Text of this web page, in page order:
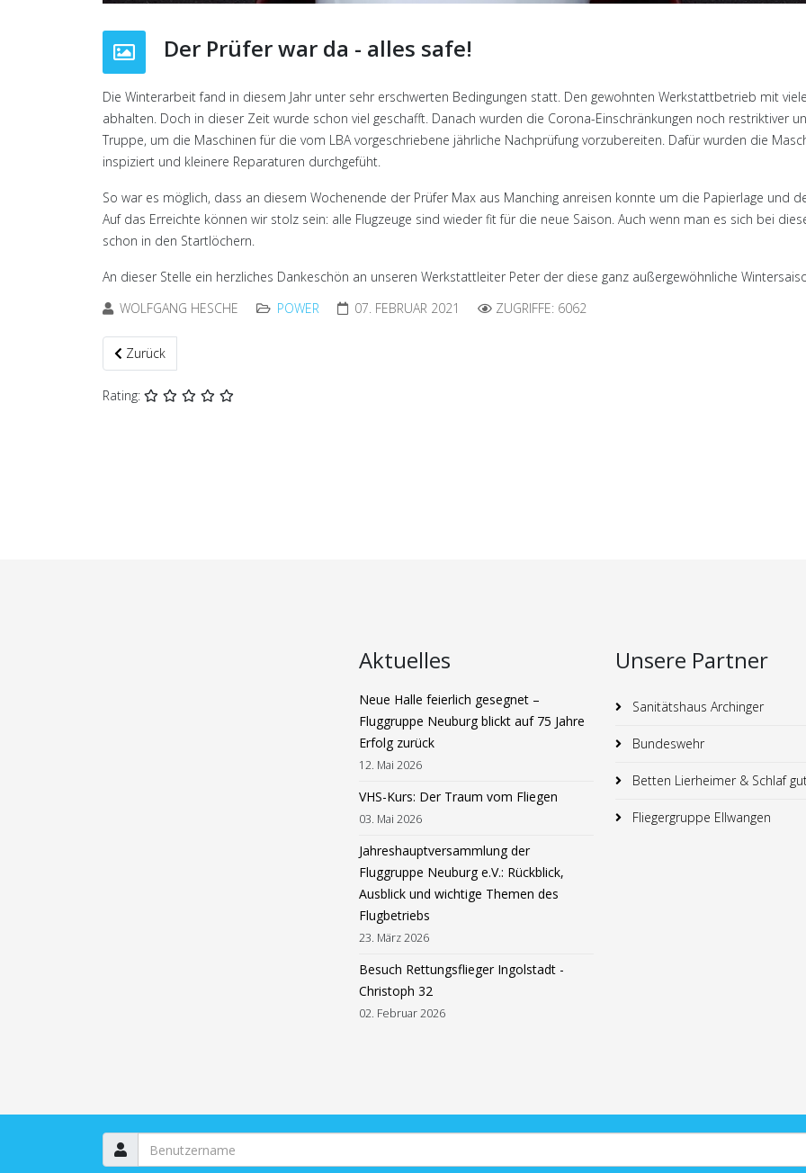
Der Prüfer war da - alles safe!
Die Winterarbeit fand in diesem Jahr unter sehr erschwerten Bedingungen statt. Den gewohnten Werkstattbetrieb mit
abhalten. Doch in dieser Zeit wurde schon viel geschafft. Danach wurden die Corona-Einschränkungen noch restriktiver
Truppe, um die Maschinen für die vom LBA vorgeschriebene jährliche Nachprüfung vorzubereiten. Dafür wurden die
inspiziert und kleinere Reparaturen durchgefüht.
So war es möglich, dass an diesem Wochenende der Prüfer Max aus Manching anreisen konnte um die Papierlage und
Auf das Erreichte können wir stolz sein: alle Flugzeuge sind wieder fit für die neue Saison. Auch wenn man es sich bei
schon in den Startlöchern.
An dieser Stelle ein herzliches Dankeschön an unseren Werkstattleiter Peter der diese ganz außergewöhnliche
WOLFGANG HESCHE
POWER 07. FEBRUAR 2021 ZUGRIFFE: 6062
Vorheriger Beitrag: Eine Ära geht zu Ende - die Jodel geht in die Schweiz
Zurück
Rating:
Aktuelles
Neue Halle feierlich gesegnet –
Fluggruppe Neuburg blickt auf 75 Jahre
Erfolg zurück
12. Mai 2026
VHS-Kurs: Der Traum vom Fliegen
03. Mai 2026
Jahreshauptversammlung der
Fluggruppe Neuburg e.V.: Rückblick,
Ausblick und wichtige Themen des
Flugbetriebs
23. März 2026
Besuch Rettungsflieger Ingolstadt -
Christoph 32
02. Februar 2026
Unsere Partner
Sanitätshaus Archinger
Bundeswehr
Betten Lierheimer & Schlaf
Fliegergruppe Ellwangen